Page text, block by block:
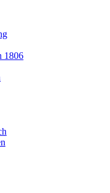
1806